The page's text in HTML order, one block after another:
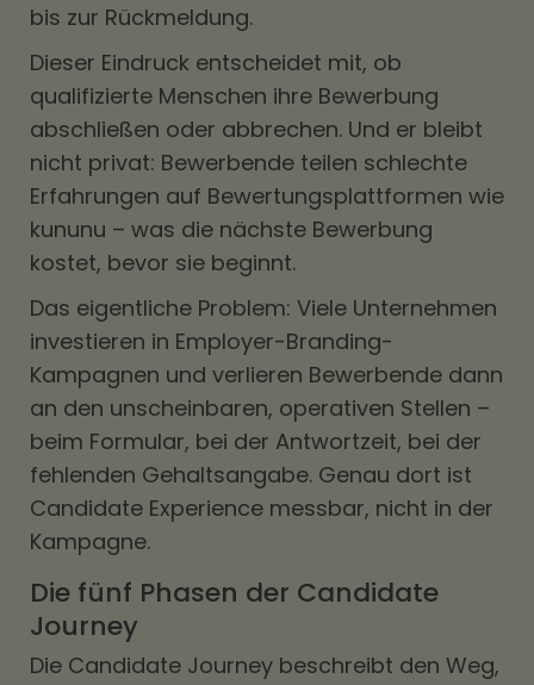
bis zur Rückmeldung.
Dieser Eindruck entscheidet mit, ob
qualifizierte Menschen ihre Bewerbung
abschließen oder abbrechen. Und er bleibt
nicht privat: Bewerbende teilen schlechte
Erfahrungen auf Bewertungsplattformen wie
kununu – was die nächste Bewerbung
kostet, bevor sie beginnt.
Das eigentliche Problem: Viele Unternehmen
investieren in Employer-Branding-
Kampagnen und verlieren Bewerbende dann
an den unscheinbaren, operativen Stellen –
beim Formular, bei der Antwortzeit, bei der
fehlenden Gehaltsangabe. Genau dort ist
Candidate Experience messbar, nicht in der
Kampagne.
Die fünf Phasen der Candidate
Journey
Die Candidate Journey beschreibt den Weg,